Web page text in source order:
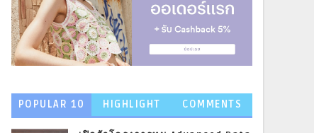
POPULAR 10
HIGHLIGHT
COMMENTS